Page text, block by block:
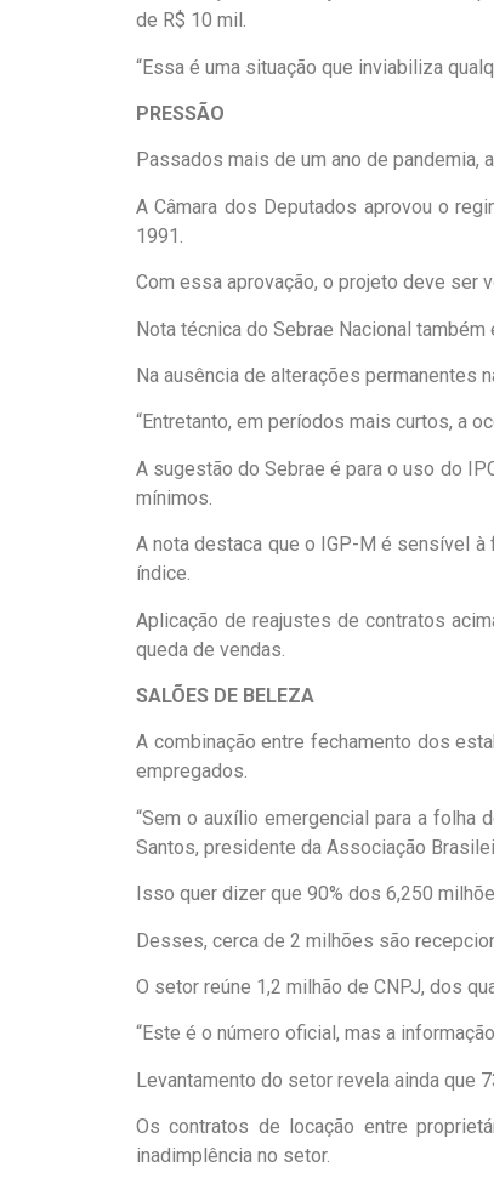
de R$ 10 mil.
“Essa é uma situação que inviabiliza
PRESSÃO
Passados mais de um ano de
A Câmara dos Deputados aprovou o
1991.
Com essa aprovação, o projeto deve ser
Nota técnica do Sebrae Nacional
Na ausência de alterações permanentes
“Entretanto, em períodos mais curtos, a
A sugestão do Sebrae é para o uso do
mínimos.
A nota destaca que o IGP-M é sensível
índice.
Aplicação de reajustes de contratos
queda de vendas.
SALÕES DE BELEZA
A combinação entre fechamento dos
empregados.
“Sem o auxílio emergencial para a folha
Santos, presidente da Associação
Isso quer dizer que 90% dos 6,250
Desses, cerca de 2 milhões são
O setor reúne 1,2 milhão de CNPJ, dos
“Este é o número oficial, mas a
Levantamento do setor revela ainda que
Os contratos de locação entre
inadimplência no setor.